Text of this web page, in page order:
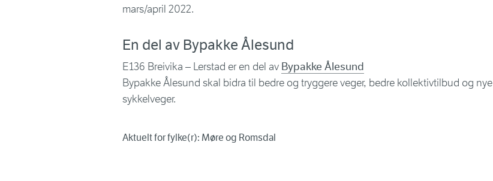
mars/april 2022.
En del av Bypakke Ålesund
E136 Breivika – Lerstad er en del av Bypakke Ålesund
Bypakke Ålesund skal bidra til bedre og tryggere veger, bedre kollektivtilbud og nye
sykkelveger.
Aktuelt for fylke(r): Møre og Romsdal